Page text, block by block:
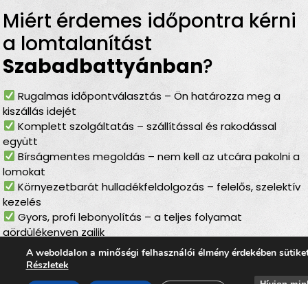
Miért érdemes időpontra kérni
a lomtalanítást
Szabadbattyánban?
Rugalmas időpontválasztás – Ön határozza meg a
kiszállás idejét
Komplett szolgáltatás – szállítással és rakodással
együtt
Bírságmentes megoldás – nem kell az utcára pakolni a
lomokat
Környezetbarát hulladékfeldolgozás – felelős, szelektív
kezelés
Gyors, profi lebonyolítás – a teljes folyamat
gördülékenyen zajlik
Lomtalanítás
A weboldalon a minőségi felhasználói élmény érdekében
Részletek